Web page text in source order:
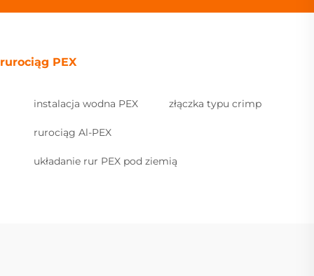
rurociąg PEX
instalacja wodna PEX złączka typu crimp
rurociąg Al-PEX
układanie rur PEX pod ziemią